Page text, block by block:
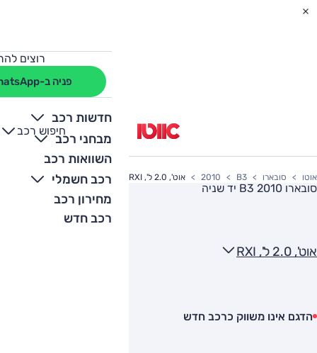
רוצים
פניה ב-WhatsApp
חדשות רכב
מבחני רכב
השוואות רכב
רכב חשמלי
מחירון רכב
רכב חדש
חיפוש רכב
+
-
אוטו סובארו B3
2010 אוט', 2.0 ל', RXI
סובארו B3 2010 יד שניה
אוט', 2.0 ל', RXI
הדגם אינו משווק כרכב חדש